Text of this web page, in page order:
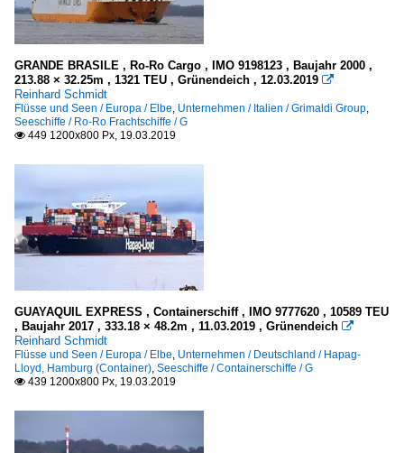
GRANDE BRASILE , Ro-Ro Cargo , IMO 9198123 , Baujahr 2000 ,
213.88 × 32.25m , 1321 TEU , Grünendeich , 12.03.2019 
Reinhard Schmidt
Flüsse und Seen / Europa / Elbe, Unternehmen / Italien / Grimaldi Group,
Seeschiffe / Ro-Ro Frachtschiffe / G
 449 1200x800 Px, 19.03.2019
GUAYAQUIL EXPRESS , Containerschiff , IMO 9777620 , 10589 TEU
, Baujahr 2017 , 333.18 × 48.2m , 11.03.2019 , Grünendeich 
Reinhard Schmidt
Flüsse und Seen / Europa / Elbe, Unternehmen / Deutschland / Hapag-
Lloyd, Hamburg (Container), Seeschiffe / Containerschiffe / G
 439 1200x800 Px, 19.03.2019